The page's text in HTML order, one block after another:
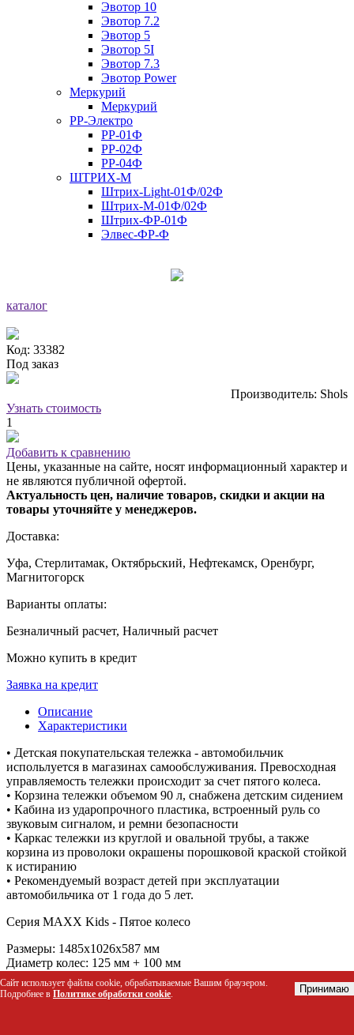
Эвотор 10
Эвотор 7.2
Эвотор 5
Эвотор 5I
Эвотор 7.3
Эвотор Power
Меркурий
Меркурий
РР-Электро
РР-01Ф
РР-02Ф
РР-04Ф
ШТРИХ-М
Штрих-Light-01Ф/02Ф
Штрих-М-01Ф/02Ф
Штрих-ФР-01Ф
Элвес-ФР-Ф
каталог
Код: 33382
Под заказ
Производитель: Shols
Узнать стоимость
1
Добавить к сравнению
Цены, указанные на сайте, носят информационный характер и
не являются публичной офертой.
Актуальность цен, наличие товаров, скидки и акции на
товары уточняйте у менеджеров.
Доставка:
Уфа, Стерлитамак, Октябрьский, Нефтекамск, Оренбург,
Магнитогорск
Варианты оплаты:
Безналичный расчет, Наличный расчет
Можно купить в кредит
Заявка на кредит
Описание
Характеристики
• Детская покупательская тележка - автомобильчик
испольлуется в магазинах самообслуживания. Превосходная
управляемость тележки происходит за счет пятого колеса.
• Корзина тележки объемом 90 л, снабжена детским сидением
• Кабина из ударопрочного пластика, встроенный руль со
звуковым сигналом, и ремни безопасности
• Каркас тележки из круглой и овальной трубы, а также
корзина из проволоки окрашены порошковой краской стойкой
к истиранию
• Рекомендуемый возраст детей при эксплуатации
автомобильчика от 1 года до 5 лет.
Серия MAXX Kids - Пятое колесо
Размеры: 1485x1026x587 мм
Диаметр колес: 125 мм + 100 мм
Вид
Покупательские тележки
Сайт использует файлы cookie, обрабатываемые Вашим браузером.
Подробнее в Политике обработки cookie. Принимаю